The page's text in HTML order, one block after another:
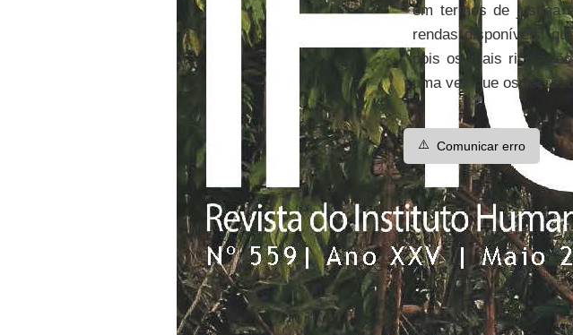
em termos de justiça
rendas disponíveis,
pois os mais ricos
uma vez que os
⚠️ Comunicar erro